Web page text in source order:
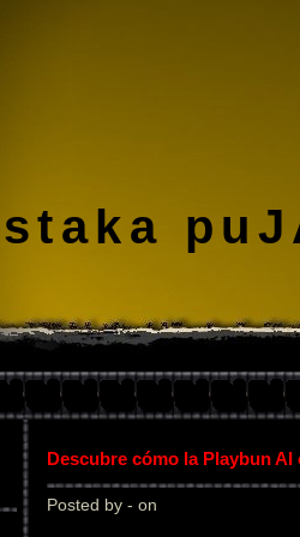
Descubre cómo la Playbun
Posted by - on